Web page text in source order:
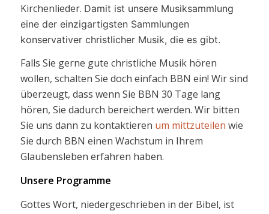
Kirchenlieder. Damit ist unsere Musiksammlung
eine der einzigartigsten Sammlungen
konservativer christlicher Musik, die es gibt.
Falls Sie gerne gute christliche Musik hören
wollen, schalten Sie doch einfach BBN ein! Wir sind
überzeugt, dass wenn Sie BBN 30 Tage lang
hören, Sie dadurch bereichert werden. Wir bitten
Sie uns dann zu kontaktieren um mittzuteilen wie
Sie durch BBN einen Wachstum in Ihrem
Glaubensleben erfahren haben.
Unsere Programme
Gottes Wort, niedergeschrieben in der Bibel, ist